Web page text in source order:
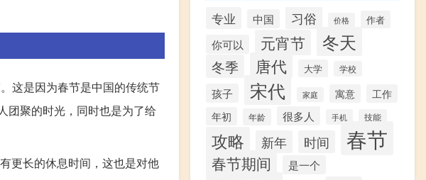
这是因为春节是中国的传统节
团聚的时光，同时也是为了给
更长的休息时间，这也是对他
专业 中国 习俗 价格 作者
你可以 元宵节 冬天
冬季 唐代 大学 学校
孩子 宋代 家庭 寓意
工作
年初
年龄 很多人 手机 技能
攻略 新年 时间 春节
春节期间 是一个